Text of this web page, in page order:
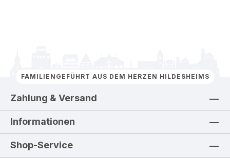
FAMILIENGEFÜHRT AUS DEM HERZEN HILDESHEIMS
Zahlung & Versand
Informationen
Shop-Service